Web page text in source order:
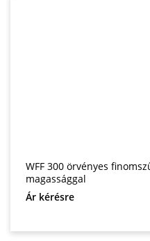
WFF 300 örvényes
magassággal
Ár kérésre